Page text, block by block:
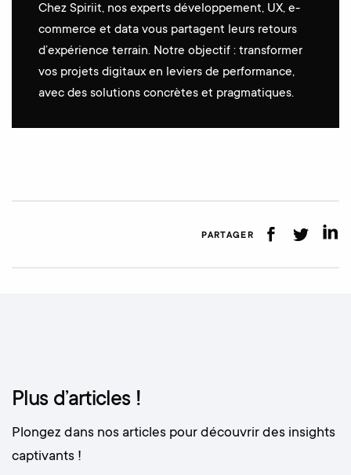
Chez Spiriit, nos experts développement, UX, e-
commerce et data vous partagent leurs retours
d’expérience terrain. Notre objectif : transformer
vos projets digitaux en leviers de performance,
avec des solutions concrètes et pragmatiques.
PARTAGER
Plus d’articles !
Plongez dans nos articles pour découvrir des insights
captivants !